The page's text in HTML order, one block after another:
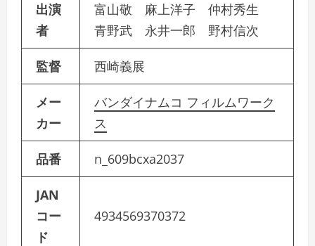
出演
者
富山敬 麻上洋子 仲村秀生
青野武 永井一郎 野村信次
監督 西崎義展
メー
カー
バンダイナムコ フィルムワーク
ス
品番 n_609bcxa2037
JAN
コー
ド
4934569370372